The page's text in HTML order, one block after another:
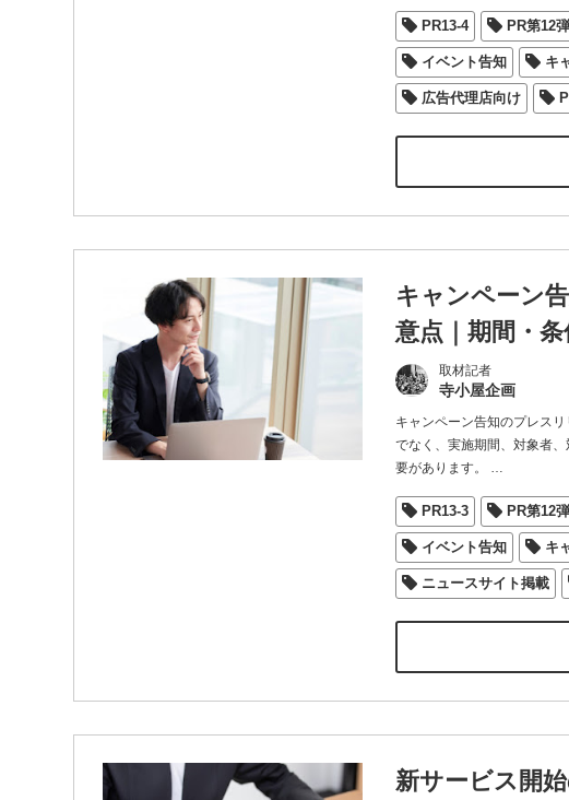
PR13-4 PR第12
イベント告知 キ
広告代理店向け
キャンペーン
意点｜期間・
取材記者
寺小屋企画
キャンペーン告知のプレス
でなく、実施期間、対象者
要があります。
…
PR13-3 PR第12
イベント告知 キ
ニュースサイト掲載
新サービス開